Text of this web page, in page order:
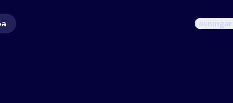
Lösningar